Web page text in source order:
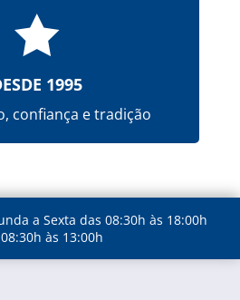

1995
confiança e tradição
a Sexta das 08:30h às 18:00h
às 13:00h